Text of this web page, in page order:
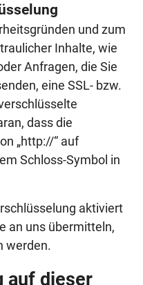
und zum
Inhalte, wie
Anfragen, die Sie
eine SSL- bzw.
dass die
„http://“ auf
Schloss-Symbol in
aktiviert
an uns übermitteln,
werden.
auf dieser